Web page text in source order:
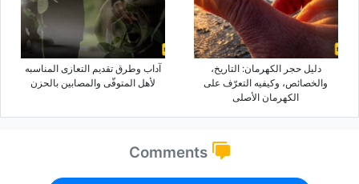
دلیل حجر الکهرمان: التاریخ،
والخصائص، وکیفیه التعرّف على
الکهرمان الأصلی
آداب وطرق تقدیم التعازی المناسبه
لأهل المتوفّى والمصابین بالحزن
Comments